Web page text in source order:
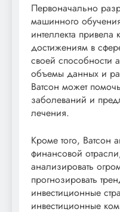
Первоначально
машинного
интеллекта привела
достижениям в
своей способности
объемы данных и
Ватсон может
заболеваний и
лечения.
Кроме того, Ватсон
финансовой
анализировать
прогнозировать
инвестиционные
инвестиционные